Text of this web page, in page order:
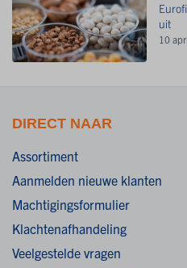
uit
10
DIRECT NAAR
Assortiment
Aanmelden nieuwe klanten
Machtigingsformulier
Klachtenafhandeling
Veelgestelde vragen